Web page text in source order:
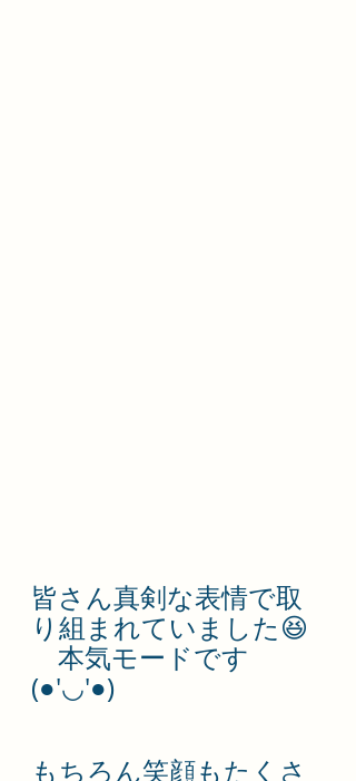
皆さん真剣な表情で取
り組まれていました😆
本気モードです
(●'◡'●)
もちろん笑顔もたくさ